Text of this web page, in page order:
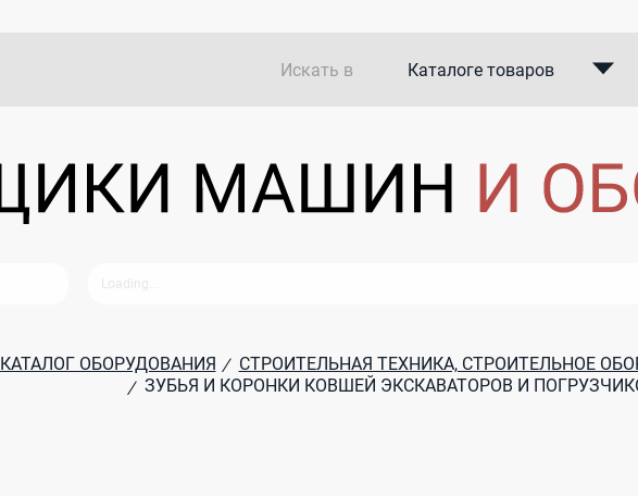
Искать в Каталоге товаров
В закупках
КАТАЛОГ ОБОРУДОВАНИЯ / СТРОИТЕЛЬНАЯ ТЕХНИКА, СТРОИТЕЛЬНОЕ
/ ЗУБЬЯ И КОРОНКИ КОВШЕЙ ЭКСКАВАТОРОВ И